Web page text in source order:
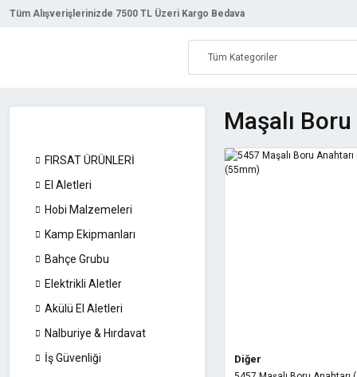
Tüm Alışverişlerinizde 7500 TL Üzeri Kargo Bedava
FIRSAT ÜRÜNLERİ
El Aletleri
Hobi Malzemeleri
Kamp Ekipmanları
Bahçe Grubu
Elektrikli Aletler
Akülü El Aletleri
Nalburiye & Hırdavat
İş Güvenliği
Maşalı
Diğer